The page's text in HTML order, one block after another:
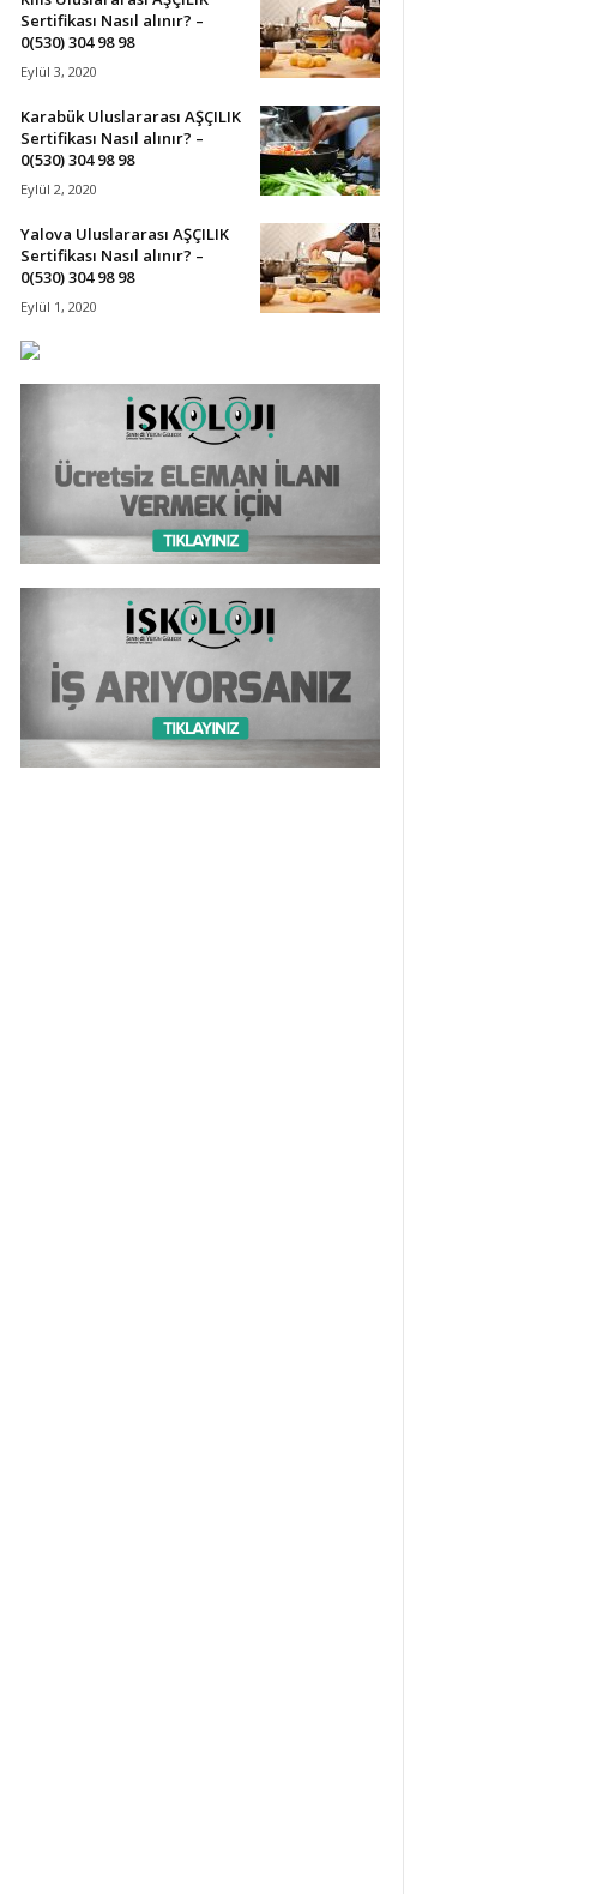
Sertifikası Nasıl alınır? –
0(530) 304 98 98
Eylül 3, 2020
Karabük Uluslararası AŞÇILIK
Sertifikası Nasıl alınır? –
0(530) 304 98 98
Eylül 2, 2020
Yalova Uluslararası AŞÇILIK
Sertifikası Nasıl alınır? –
0(530) 304 98 98
Eylül 1, 2020